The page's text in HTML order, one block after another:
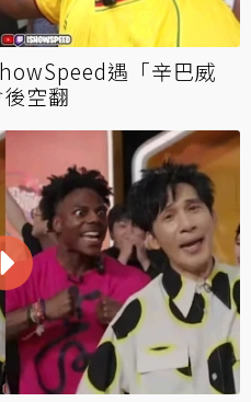
遇「辛巴威
空翻